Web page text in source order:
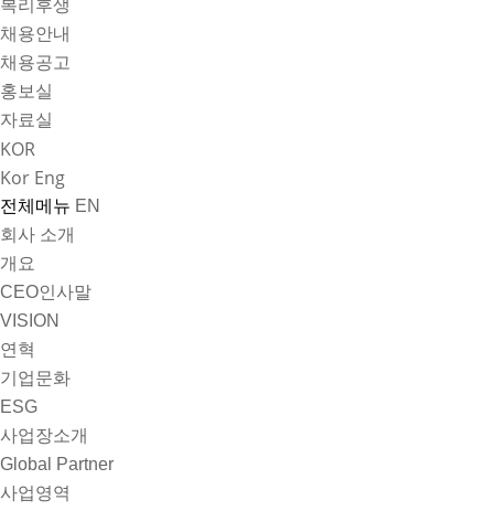
복리후생
채용안내
채용공고
홍보실
자료실
KOR
Kor Eng
전체메뉴 EN
회사 소개
개요
CEO인사말
VISION
연혁
기업문화
ESG
사업장소개
Global Partner
사업영역